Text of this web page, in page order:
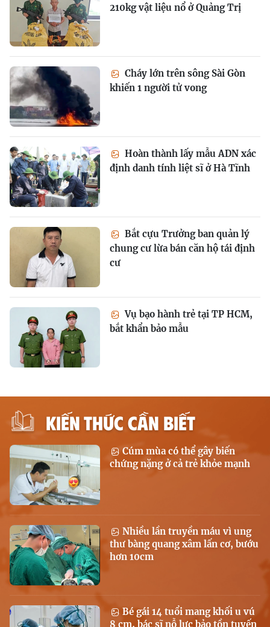
210kg vật liệu nổ ở Quảng Trị
Cháy lớn trên sông Sài Gòn
khiến 1 người tử vong
Hoàn thành lấy mẫu ADN xác
định danh tính liệt sĩ ở Hà Tĩnh
Bắt cựu Trưởng ban quản lý
chung cư lừa bán căn hộ tái định
cư
Vụ bạo hành trẻ tại TP HCM,
bắt khẩn bảo mẫu
KIẾN THỨC CẦN BIẾT
Cúm mùa có thể gây biến
chứng nặng ở cả trẻ khỏe mạnh
Nhiều lần truyền máu vì ung
thư bàng quang xâm lấn cơ, bướu
hơn 10cm
Bé gái 14 tuổi mang khối u vú
8 cm, bác sĩ nỗ lực bảo tồn tuyến